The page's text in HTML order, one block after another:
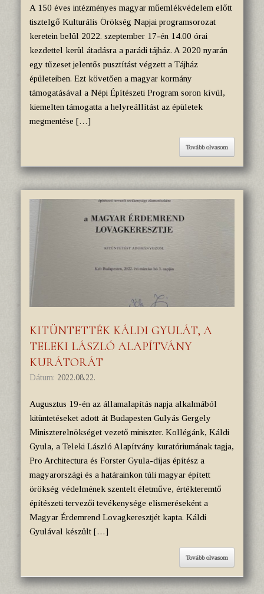
A 150 éves intézményes magyar műemlékvédelem előtt
tisztelgő Kulturális Örökség Napjai programsorozat
keretein belül 2022. szeptember 17-én 14.00 órai
kezdettel kerül átadásra a parádi tájház. A 2020 nyarán
egy tűzeset jelentős pusztítást végzett a Tájház
épületeiben. Ezt követően a magyar kormány
támogatásával a Népi Építészeti Program soron kívül,
kiemelten támogatta a helyreállítást az épületek
megmentése […]
Tovább olvasom
KITÜNTETTÉK KÁLDI GYULÁT, A
TELEKI LÁSZLÓ ALAPÍTVÁNY
KURÁTORÁT
Dátum: 2022.08.22.
Augusztus 19-én az államalapítás napja alkalmából
kitüntetéseket adott át Budapesten Gulyás Gergely
Miniszterelnökséget vezető miniszter. Kollégánk, Káldi
Gyula, a Teleki László Alapítvány kuratóriumának tagja,
Pro Architectura és Forster Gyula-díjas építész a
magyarországi és a határainkon túli magyar épített
örökség védelmének szentelt életműve, értékteremtő
építészeti tervezői tevékenysége elismeréseként a
Magyar Érdemrend Lovagkeresztjét kapta. Káldi
Gyulával készült […]
Tovább olvasom